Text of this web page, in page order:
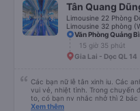
Tân Quang
Limousine 22 Phòng
Limousine 32 phòng
Văn Phòng Quảng
15 giờ 35 phút
Gia Lai - Dọc QL 14
Các bạn nữ lễ tân xinh iu. Các
vui vẻ, nhiệt tình. Trong chuyến đi của mình có 2 gia đình bác lớn tuổi nc khá
to, có bạn nv nhắc nhở thì 2 bác
xấu thì mình ngược lại nha. Bạn
Xem thêm